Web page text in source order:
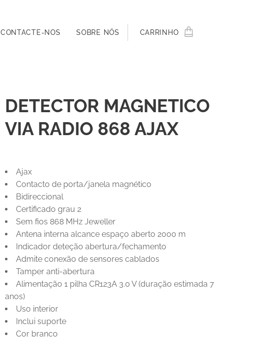
CONTACTE-NOS SOBRE NÓS CARRINHO
DETECTOR MAGNETICO
VIA RADIO 868 AJAX
Ajax
Contacto de porta/janela magnético
Bidireccional
Certificado grau 2
Sem fios 868 MHz Jeweller
Antena interna alcance espaço aberto 2000 m
Indicador deteção abertura/fechamento
Admite conexão de sensores cablados
Tamper anti-abertura
Alimentação 1 pilha CR123A 3.0 V (duração estimada 7
anos)
Uso interior
Inclui suporte
Cor branco